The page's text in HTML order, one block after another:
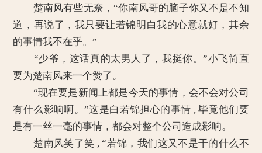
楚南风有些无奈，“你南风哥的脑子你又不是不知
道，再说了，我只要让若锦明白我的心意就好，其余
的事情我不在乎。”
“少爷，这话真的太男人了，我挺你。”小飞简直
要为楚南风来一个赞了。
“现在要是新闻上都是今天的事情，会不会对公司
有什么影响啊。”这是白若锦担心的事情 , 毕竟他们要
是有一丝一毫的事情，都会对整个公司造成影响。
楚南风笑了笑 , “若锦，我们这又不是干的什么不